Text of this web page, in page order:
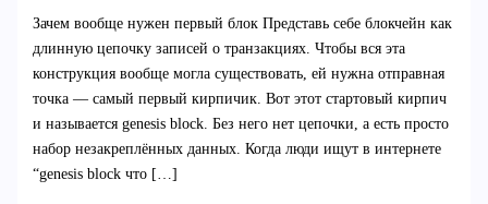
Зачем вообще нужен первый блок Представь себе блокчейн как
длинную цепочку записей о транзакциях. Чтобы вся эта
конструкция вообще могла существовать, ей нужна отправная
точка — самый первый кирпичик. Вот этот стартовый кирпич
и называется genesis block. Без него нет цепочки, а есть просто
набор незакреплённых данных. Когда люди ищут в интернете
“genesis block что […]